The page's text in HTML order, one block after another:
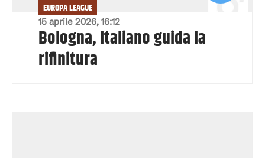
15 aprile 2026, 16:12
EUROPA LEAGUE
Bologna, Italiano guida la
rifinitura